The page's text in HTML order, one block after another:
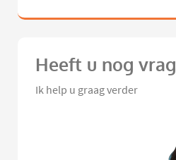
Heeft u nog
Ik help u graag verder